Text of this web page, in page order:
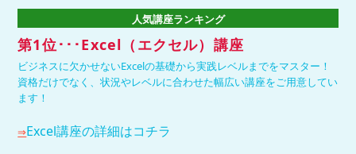
人気講座ランキング
第1位･･･Excel（エクセル）講座
ビジネスに欠かせないExcelの基礎から実践レベルまでをマスター！
資格だけでなく、状況やレベルに合わせた幅広い講座をご用意してい
ます！
⇒Excel講座の詳細はコチラ